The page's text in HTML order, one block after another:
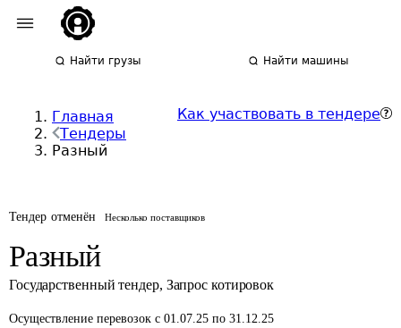
Найти грузы Найти машины
Главная
Тендеры
Разный
Как участвовать в тендере
Тендер отменён Несколько поставщиков
Разный
Государственный тендер, Запрос котировок
Осуществление перевозок с 01.07.25 по 31.12.25